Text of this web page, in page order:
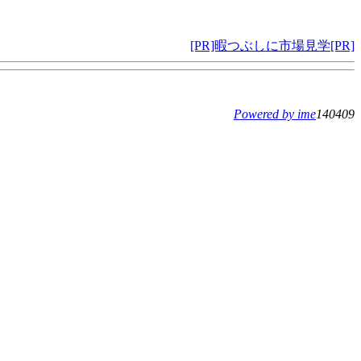
[PR]暇つぶしに市場見学[PR]
Powered by ime140409